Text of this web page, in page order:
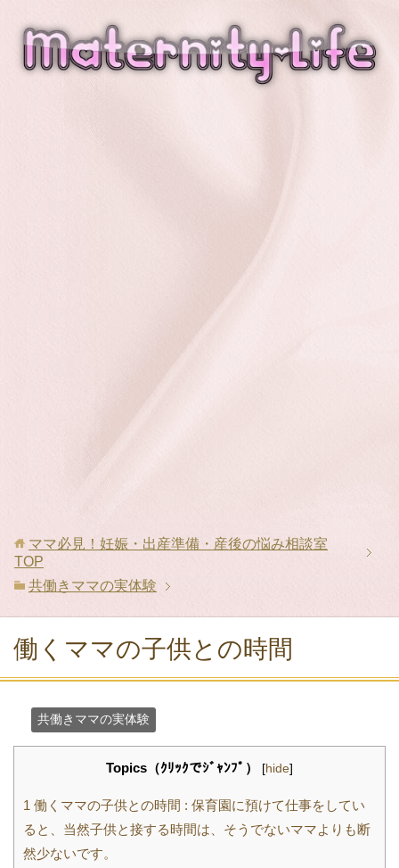
ママ必見！妊娠・出産準備・産後の悩み相談室
TOP
共働きママの実体験
働くママの子供との時間
共働きママの実体験
Topics（ｸﾘｯｸでｼﾞｬﾝﾌﾟ） [hide]
1 働くママの子供との時間 : 保育園に預けて仕事をしてい
ると、当然子供と接する時間は、そうでないママよりも断
然少ないです。